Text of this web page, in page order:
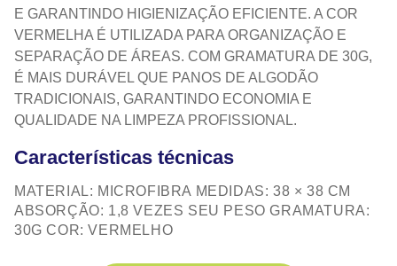
E GARANTINDO HIGIENIZAÇÃO EFICIENTE. A COR
VERMELHA É UTILIZADA PARA ORGANIZAÇÃO E
SEPARAÇÃO DE ÁREAS. COM GRAMATURA DE 30G,
É MAIS DURÁVEL QUE PANOS DE ALGODÃO
TRADICIONAIS, GARANTINDO ECONOMIA E
QUALIDADE NA LIMPEZA PROFISSIONAL.
Características técnicas
MATERIAL: MICROFIBRA MEDIDAS: 38 × 38 CM
ABSORÇÃO: 1,8 VEZES SEU PESO GRAMATURA:
30G COR: VERMELHO